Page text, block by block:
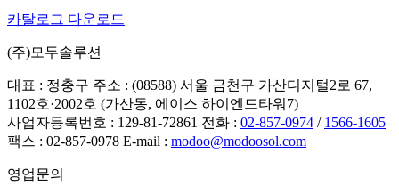
카탈로그 다운로드
(주)모두솔루션
대표 : 정충구 주소 : (08588) 서울 금천구 가산디지털2로 67,
1102호·2002호 (가산동, 에이스 하이엔드타워7)
사업자등록번호 : 129-81-72861 전화 : 02-857-0974 / 1566-1605
팩스 : 02-857-0978 E-mail : modoo@modoosol.com
영업문의